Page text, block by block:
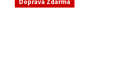
Doprava Zdarma